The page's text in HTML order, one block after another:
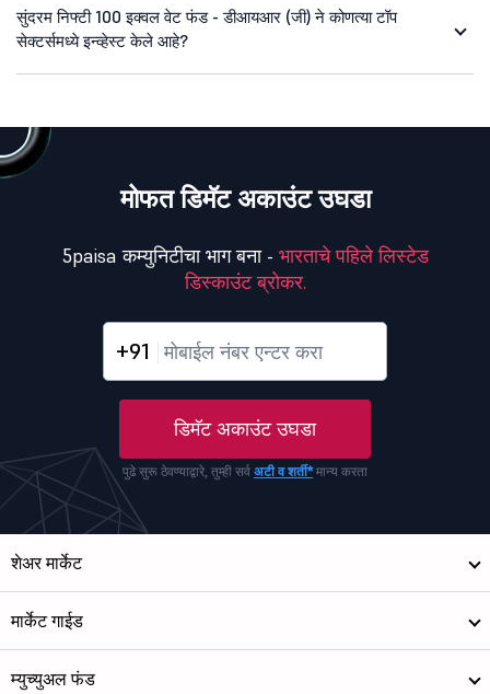
सुंदरम निफ्टी 100 इक्वल वेट फंड - डीआयआर (जी) ने कोणत्या टॉप
सेक्टर्समध्ये इन्व्हेस्ट केले आहे?
मोफत डिमॅट अकाउंट उघडा
5paisa कम्युनिटीचा भाग बना - भारताचे पहिले लिस्टेड
डिस्काउंट ब्रोकर.
+91
डिमॅट अकाउंट उघडा
पुढे सुरू ठेवण्याद्वारे, तुम्ही सर्व अटी व शर्ती*मान्य करता
शेअर मार्केट
मार्केट गाईड
म्युच्युअल फंड